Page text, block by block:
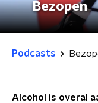
Bezopen
Podcasts
Alcohol is overal